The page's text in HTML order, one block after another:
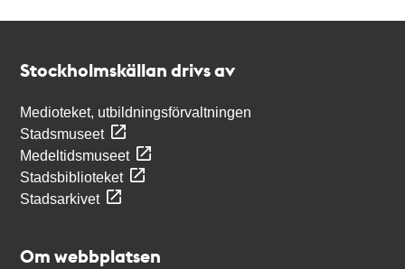
Stockholmskällan drivs av
Medioteket, utbildningsförvaltningen
Stadsmuseet
Medeltidsmuseet
Stadsbiblioteket
Stadsarkivet
Om webbplatsen